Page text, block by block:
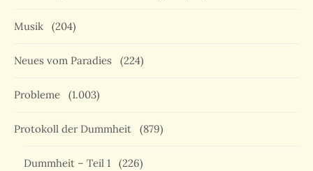
Musik (204)
Neues vom Paradies (224)
Probleme (1.003)
Protokoll der Dummheit (879)
Dummheit – Teil 1 (226)